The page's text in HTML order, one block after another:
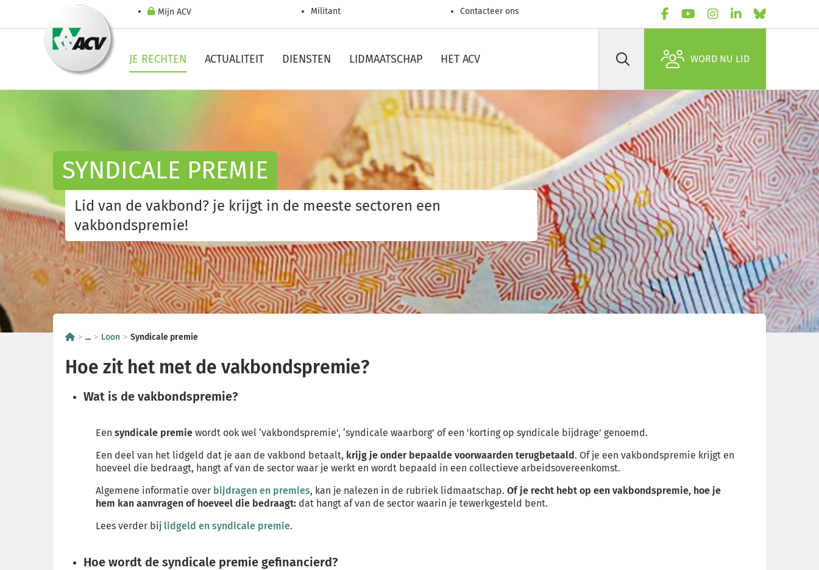
Mijn ACV Militant Contacteer ons
JE RECHTEN ACTUALITEIT DIENSTEN LIDMAATSCHAP HET ACV Zoek WORD NU LID
SYNDICALE PREMIE
Lid van de vakbond? je krijgt in de meeste sectoren een
vakbondspremie!
... Loon Syndicale premie
Hoe zit het met de vakbondspremie?
Wat is de vakbondspremie?
Een syndicale premie wordt ook wel ‘vakbondspremie', ‘syndicale waarborg' of een 'korting op syndicale bijdrage' genoemd.
Een deel van het lidgeld dat je aan de vakbond betaalt, krijg je onder bepaalde voorwaarden terugbetaald. Of je een vakbondspremie krijgt en
hoeveel die bedraagt, hangt af van de sector waar je werkt en wordt bepaald in een collectieve arbeidsovereenkomst.
Algemene informatie over bijdragen en premies, kan je nalezen in de rubriek lidmaatschap. Of je recht hebt op een vakbondspremie, hoe je
hem kan aanvragen of hoeveel die bedraagt: dat hangt af van de sector waarin je tewerkgesteld bent.
Lees verder bij lidgeld en syndicale premie.
Hoe wordt de syndicale premie gefinancierd?